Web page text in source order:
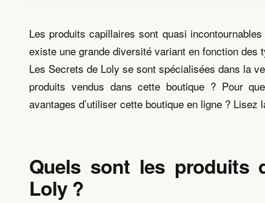
Les produits capillaires sont quasi
existe une grande diversité variant en fonction
Les Secrets de Loly se sont spécialisées dans la
produits vendus dans cette boutique ? Pour
avantages d’utiliser cette boutique en ligne ?
Quels sont les produits
Loly ?